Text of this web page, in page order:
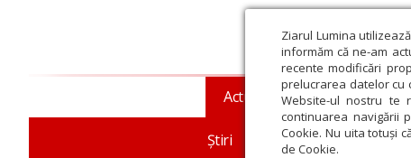
Ziarul Lumina
informăm că ne-am
recente modificări
prelucrarea datelor cu
Website-ul nostru te
continuarea navigării
Cookie. Nu uita totuși
de Cookie.
Actualitate religioasă
Știri Mesaje și cuvântări